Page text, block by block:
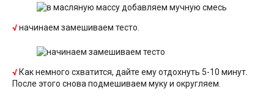
√начинаем замешиваем тесто.
√ Как немного схватится, дайте ему отдохнуть 5-10 минут.
После этого снова подмешиваем муку и округляем.